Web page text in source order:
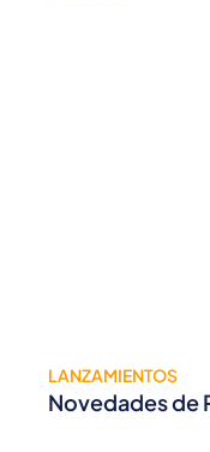
LANZAMIENTOS
Novedades de